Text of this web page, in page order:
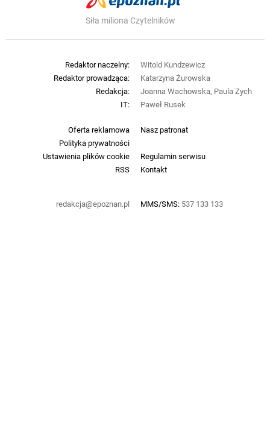
Siła miliona Czytelników
Oferta reklamowa
Nasz patronat
Polityka prywatności
Ustawienia plików cookie
Regulamin serwisu
RSS
Kontakt
redakcja@epoznan.pl MMS/SMS: 537 133 133
Redaktor naczelny:
Witold Kundzewicz
Redaktor prowadząca:
Katarzyna Żurowska
Redakcja:
Joanna Wachowska, Paula Zych
IT:
Paweł Rusek